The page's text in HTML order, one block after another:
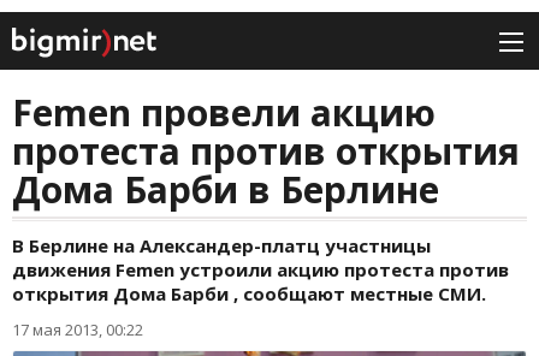
Femen провели акцию
протеста против открытия
Дома Барби в Берлине
В Берлине на Александер-платц участницы
движения Femen устроили акцию протеста против
открытия Дома Барби , сообщают местные СМИ.
17 мая 2013, 00:22